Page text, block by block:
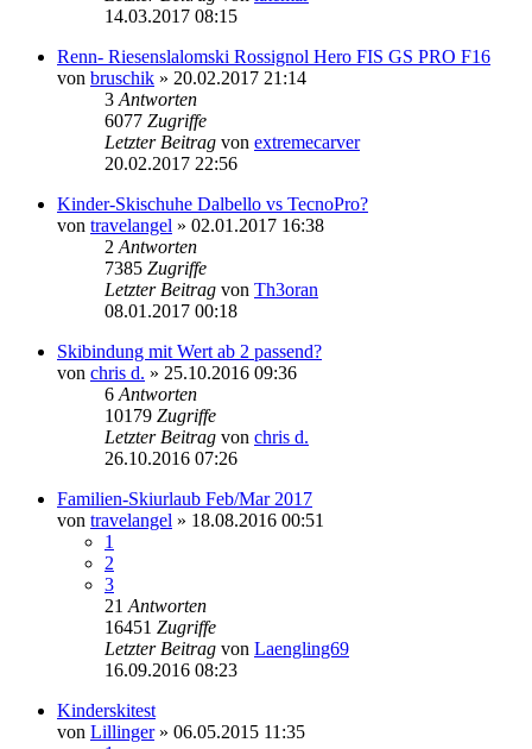
14.03.2017 08:15
Renn- Riesenslalomski Rossignol Hero FIS GS PRO F16
von bruschik » 20.02.2017 21:14
3 Antworten
6077 Zugriffe
Letzter Beitrag von extremecarver
20.02.2017 22:56
Kinder-Skischuhe Dalbello vs TecnoPro?
von travelangel » 02.01.2017 16:38
2 Antworten
7385 Zugriffe
Letzter Beitrag von Th3oran
08.01.2017 00:18
Skibindung mit Wert ab 2 passend?
von chris d. » 25.10.2016 09:36
6 Antworten
10179 Zugriffe
Letzter Beitrag von chris d.
26.10.2016 07:26
Familien-Skiurlaub Feb/Mar 2017
von travelangel » 18.08.2016 00:51
1
2
3
21 Antworten
16451 Zugriffe
Letzter Beitrag von Laengling69
16.09.2016 08:23
Kinderskitest
von Lillinger» 06.05.2015 11:35